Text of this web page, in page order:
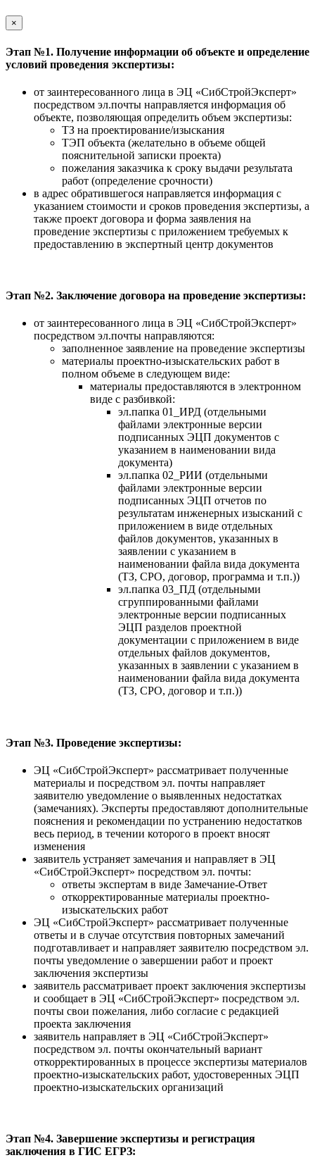
×
Этап №1. Получение информации об объекте и определение
условий проведения экспертизы:
от заинтересованного лица в ЭЦ «СибСтройЭксперт»
посредством эл.почты направляется информация об
объекте, позволяющая определить объем экспертизы:
ТЗ на проектирование/изыскания
ТЭП объекта (желательно в объеме общей
пояснительной записки проекта)
пожелания заказчика к сроку выдачи результата
работ (определение срочности)
в адрес обратившегося направляется информация с
указанием стоимости и сроков проведения экспертизы, а
также проект договора и форма заявления на
проведение экспертизы с приложением требуемых к
предоставлению в экспертный центр документов
Этап №2. Заключение договора на проведение экспертизы:
от заинтересованного лица в ЭЦ «СибСтройЭксперт»
посредством эл.почты направляются:
заполненное заявление на проведение экспертизы
материалы проектно-изыскательских работ в
полном объеме в следующем виде:
материалы предоставляются в электронном
виде с разбивкой:
эл.папка 01_ИРД (отдельными
файлами электронные версии
подписанных ЭЦП документов с
указанием в наименовании вида
документа)
эл.папка 02_РИИ (отдельными
файлами электронные версии
подписанных ЭЦП отчетов по
результатам инженерных изысканий с
приложением в виде отдельных
файлов документов, указанных в
заявлении с указанием в
наименовании файла вида документа
(ТЗ, СРО, договор, программа и т.п.))
эл.папка 03_ПД (отдельными
сгруппированными файлами
электронные версии подписанных
ЭЦП разделов проектной
документации с приложением в виде
отдельных файлов документов,
указанных в заявлении с указанием в
наименовании файла вида документа
(ТЗ, СРО, договор и т.п.))
Этап №3. Проведение экспертизы:
ЭЦ «СибСтройЭксперт» рассматривает полученные
материалы и посредством эл. почты направляет
заявителю уведомление о выявленных недостатках
(замечаниях). Эксперты предоставляют дополнительные
пояснения и рекомендации по устранению недостатков
весь период, в течении которого в проект вносят
изменения
заявитель устраняет замечания и направляет в ЭЦ
«СибСтройЭксперт» посредством эл. почты:
ответы экспертам в виде Замечание-Ответ
откорректированные материалы проектно-
изыскательских работ
ЭЦ «СибСтройЭксперт» рассматривает полученные
ответы и в случае отсутствия повторных замечаний
подготавливает и направляет заявителю посредством эл.
почты уведомление о завершении работ и проект
заключения экспертизы
заявитель рассматривает проект заключения экспертизы
и сообщает в ЭЦ «СибСтройЭксперт» посредством эл.
почты свои пожелания, либо согласие с редакцией
проекта заключения
заявитель направляет в ЭЦ «СибСтройЭксперт»
посредством эл. почты окончательный вариант
откорректированных в процессе экспертизы материалов
проектно-изыскательских работ, удостоверенных ЭЦП
проектно-изыскательских организаций
Этап №4. Завершение экспертизы и регистрация
заключения в ГИС ЕГРЗ: